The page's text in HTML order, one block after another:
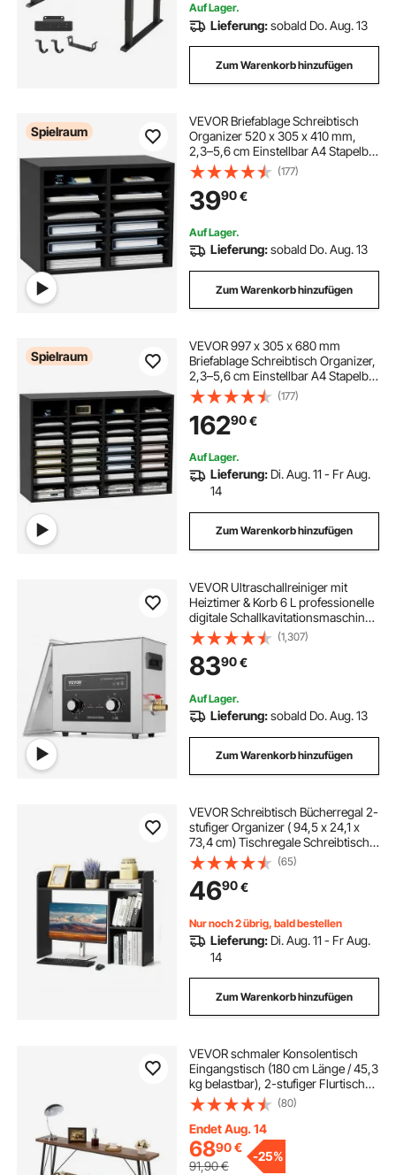
Auf Lager.
Lieferung:sobald Do. Aug. 13
Zum Warenkorb hinzufügen
Spielraum
VEVOR Briefablage Schreibtisch
Organizer 520 x 305 x 410 mm,
2,3–5,6 cm Einstellbar A4 Stapelbar
Quer, Papierablage, Aufbewahrung
Schreibtisch Ablagesystem
Organisation, Ablage (Schwarz, 2 x
6 Fächer)
(177)
3990€
Auf Lager.
Lieferung:sobald Do. Aug. 13
Zum Warenkorb hinzufügen
Spielraum
VEVOR 997 x 305 x 680 mm
Briefablage Schreibtisch Organizer,
2,3–5,6 cm Einstellbar A4 Stapelbar
Quer, Papierablage, Aufbewahrung
Schreibtisch Ablagesystem
Organisation, Ablage (Schwarz, 36
Fächer)
(177)
16290€
Auf Lager.
Lieferung: Di. Aug. 11 - Fr Aug.
14
Zum Warenkorb hinzufügen
VEVOR Ultraschallreiniger mit
Heiztimer & Korb 6 L professionelle
digitale Schallkavitationsmaschine,
180 W Reinigungsmaschine für
Uhreninstrumente Brillen Münzen
Metallteile Werkzeuge
(1,307)
8390€
Auf Lager.
Lieferung:sobald Do. Aug. 13
Zum Warenkorb hinzufügen
VEVOR Schreibtisch Bücherregal 2-
stufiger Organizer ( 94,5 x 24,1 x
73,4 cm) Tischregale Schreibtisch
Organizer Ausstellungsregal aus
Spanplatten mit rutschfesten
Füßen, für Büro Wohnheim,
Schwarz
(65)
4690€
Nur noch 2 übrig, bald bestellen
Lieferung: Di. Aug. 11 - Fr Aug.
14
Zum Warenkorb hinzufügen
VEVOR schmaler Konsolentisch
Eingangstisch (180 cm Länge / 45,3
kg belastbar), 2-stufiger Flurtisch
Beistelltisch Sofatisch mit
Metallrahmen, für Eingangsbereich
Flur Wohnzimmer Schlafzimmer
(80)
Endet Aug. 14
6890€
91,90€
-25%